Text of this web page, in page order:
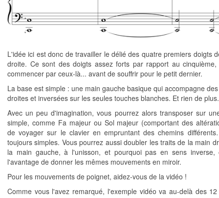
L'idée ici est donc de travailler le délié des quatre premiers doigts
droite. Ce sont des doigts assez forts par rapport au
commencer par ceux-là... avant de souffrir pour le petit dernier.
La base est simple : une main gauche basique qui accompagne
droites et inversées sur les seules touches blanches. Et rien de plus.
Avec un peu d'imagination, vous pourrez alors transposer sur
simple, comme Fa majeur ou Sol majeur (comportant des
de voyager sur le clavier en empruntant des chemins
toujours simples. Vous pourrez aussi doubler les traits de la main
la main gauche, à l'unisson, et pourquoi pas en sens
l'avantage de donner les mêmes mouvements en miroir.
Pour les mouvements de poignet, aidez-vous de la vidéo !
Comme vous l'avez remarqué, l'exemple vidéo va au-delà des